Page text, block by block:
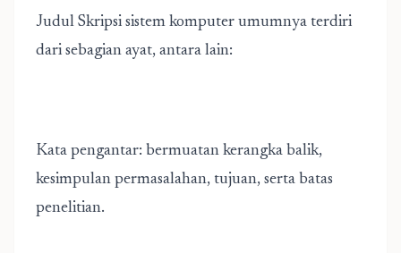
Judul Skripsi sistem komputer umumnya terdiri
dari sebagian ayat, antara lain:
Kata pengantar: bermuatan kerangka balik,
kesimpulan permasalahan, tujuan, serta batas
penelitian.